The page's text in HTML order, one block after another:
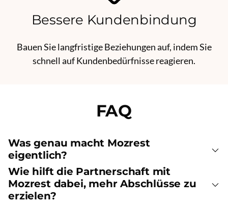
Bessere Kundenbindung
Bauen Sie langfristige Beziehungen auf, indem Sie
schnell auf Kundenbedürfnisse reagieren.
FAQ
Was genau macht Mozrest
eigentlich?
Wie hilft die Partnerschaft mit
Mozrest dabei, mehr Abschlüsse zu
erzielen?